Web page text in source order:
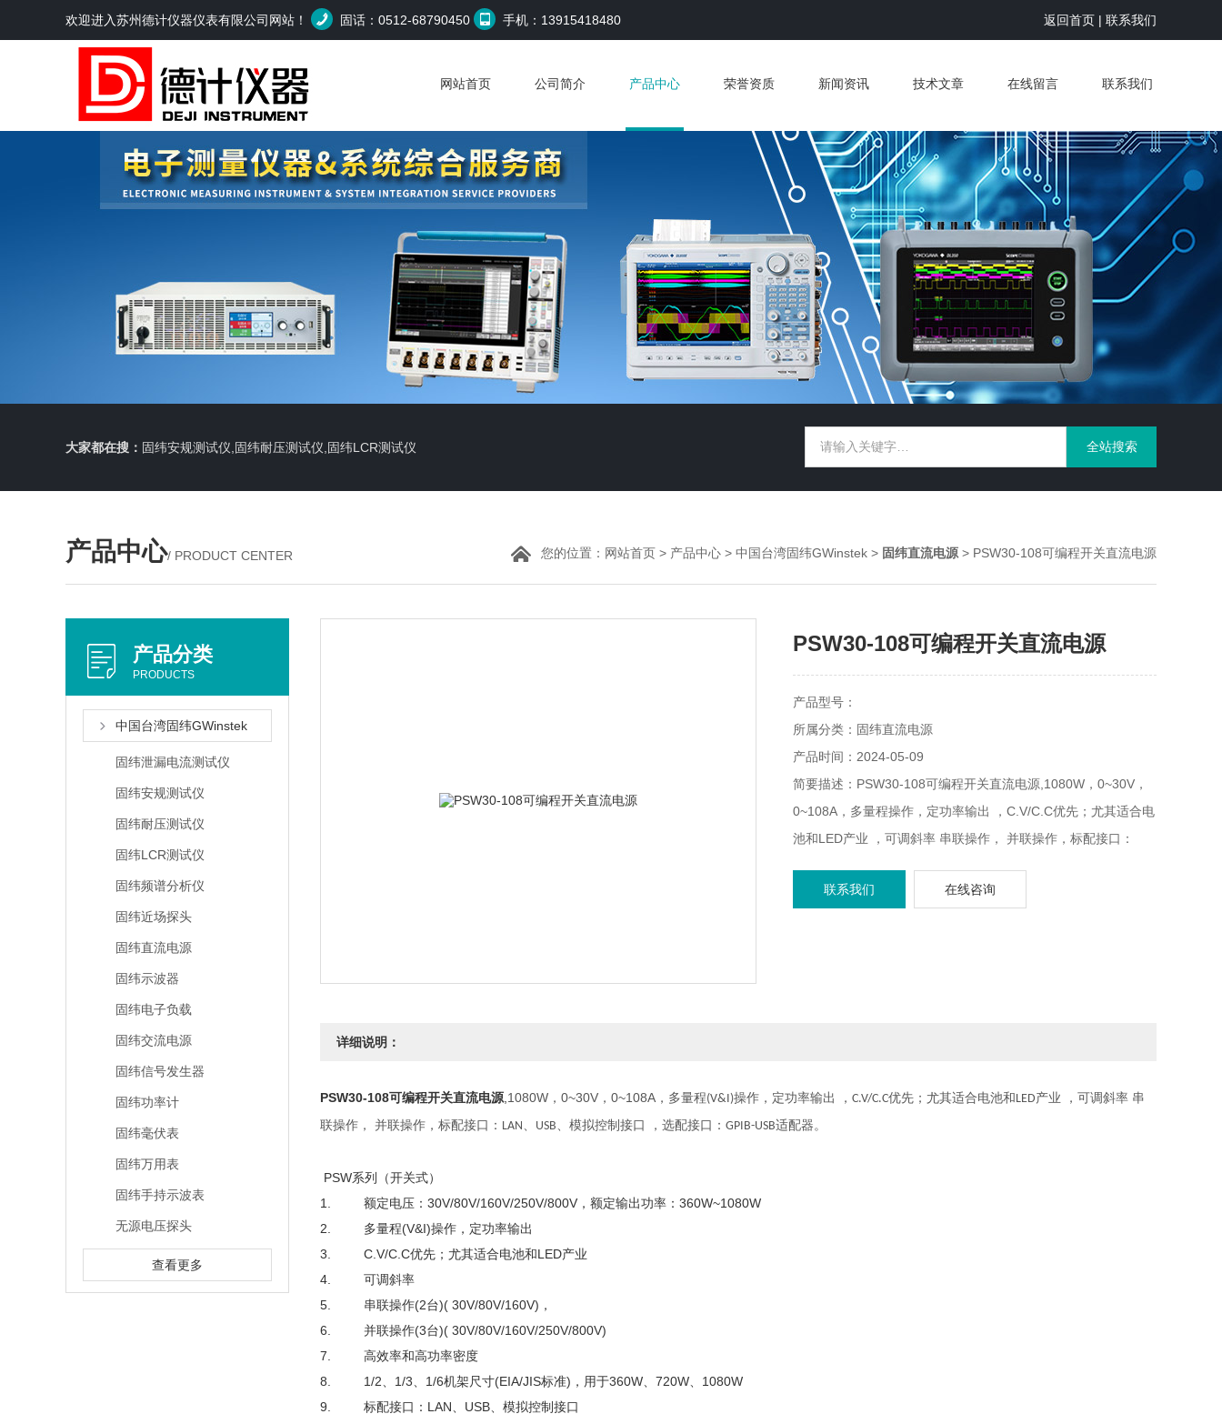
欢迎进入苏州德计仪器仪表有限公司网站！ 固话：0512-68790450 手机：13915418480 返回首页 | 联系我们
网站首页 公司简介 产品中心 荣誉资质 新闻资讯 技术文章 在线留言 联系我们
大家都在搜： 固纬安规测试仪,固纬耐压测试仪,固纬LCR测试仪
产品中心/ PRODUCT CENTER 您的位置： 网站首页 > 产品中心 > 中国台湾固纬GWinstek > 固纬直流电源 > PSW30-108可编程开关直流电源
产品分类
PRODUCTS
中国台湾固纬GWinstek
固纬泄漏电流测试仪
固纬安规测试仪
固纬耐压测试仪
固纬LCR测试仪
固纬频谱分析仪
固纬近场探头
固纬直流电源
固纬示波器
固纬电子负载
固纬交流电源
固纬信号发生器
固纬功率计
固纬毫伏表
固纬万用表
固纬手持示波表
无源电压探头
查看更多
PSW30-108可编程开关直流电源
产品型号：
所属分类：固纬直流电源
产品时间：2024-05-09
简要描述：PSW30-108可编程开关直流电源,1080W，0~30V，
0~108A，多量程操作，定功率输出 ，C.V/C.C优先；尤其适合电
池和LED产业 ，可调斜率 串联操作， 并联操作，标配接口：
联系我们
在线咨询
详细说明：
PSW30-108可编程开关直流电源 1080W ， 0~30V ， 0~108A ， 多量程(V&I)操作，定功率输出 ， C.V/C.C优先；尤其适合电池和 LED产业 ，可调斜率 串
联操作，
并联操作，标配接口： LAN、 USB、模拟控制接口 ，选配接口： GPIB-USB适配器。
PSW系列（开关式）
1. 额定电压：30V/80V/160V/250V/800V，额定输出功率：360W~1080W
2. 多量程(V&I)操作，定功率输出
3. C.V/C.C优先；尤其适合电池和LED产业
4. 可调斜率
5. 串联操作(2台)( 30V/80V/160V)，
6. 并联操作(3台)( 30V/80V/160V/250V/800V)
7. 高效率和高功率密度
8. 1/2、1/3、1/6机架尺寸(EIA/JIS标准)，用于360W、720W、1080W
9. 标配接口：LAN、USB、模拟控制接口